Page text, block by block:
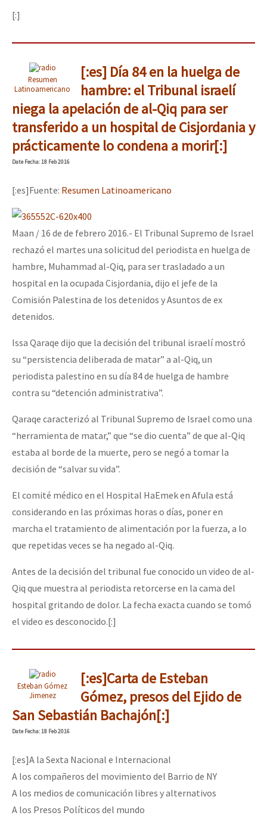
[:]
Resumen
Latinoamericano
[:es] Día 84 en la huelga de
hambre: el Tribunal israelí
niega la apelación de al-Qiq para ser
transferido a un hospital de Cisjordania y
prácticamente lo condena a morir[:]
DateFecha: 18 Feb 2016
[:es]Fuente: Resumen Latinoamericano
Maan / 16 de de febrero 2016.- El Tribunal Supremo de Israel
rechazó el martes una solicitud del periodista en huelga de
hambre, Muhammad al-Qiq, para ser trasladado a un
hospital en la ocupada Cisjordania, dijo el jefe de la
Comisión Palestina de los detenidos y Asuntos de ex
detenidos.
Issa Qaraqe dijo que la decisión del tribunal israelí mostró
su “persistencia deliberada de matar” a al-Qiq, un
periodista palestino en su día 84 de huelga de hambre
contra su “detención administrativa”.
Qaraqe caracterizó al Tribunal Supremo de Israel como una
“herramienta de matar,” que “se dio cuenta” de que al-Qiq
estaba al borde de la muerte, pero se negó a tomar la
decisión de “salvar su vida”.
El comité médico en el Hospital HaEmek en Afula está
considerando en las próximas horas o días, poner en
marcha el tratamiento de alimentación por la fuerza, a lo
que repetidas veces se ha negado al-Qiq.
Antes de la decisión del tribunal fue conocido un video de al-
Qiq que muestra al periodista retorcerse en la cama del
hospital gritando de dolor. La fecha exacta cuando se tomó
el video es desconocido.[:]
Esteban Gómez
Jimenez
[:es]Carta de Esteban
Gómez, presos del Ejido de
San Sebastián Bachajón[:]
DateFecha: 18 Feb 2016
[:es]A la Sexta Nacional e Internacional
A los compañeros del movimiento del Barrio de NY
A los medios de comunicación libres y alternativos
A los Presos Políticos del mundo